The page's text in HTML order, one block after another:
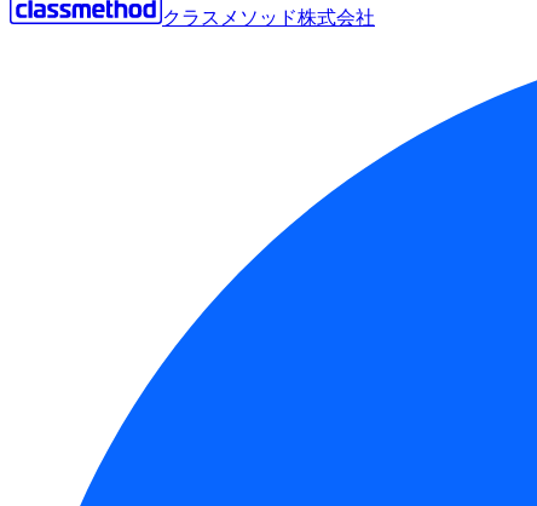
クラスメソッド株式会社